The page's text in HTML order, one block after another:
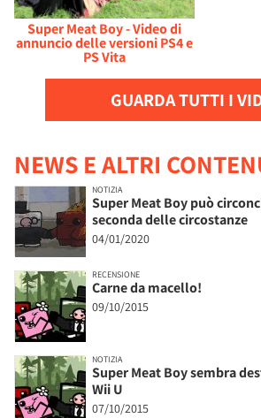
Super Meat Boy - Video di
annuncio delle versioni PS4 e
PS Vita
GUARDA TUTTI I
NEWS E ALTRI
NOTIZIA
Super Meat Boy può
seconda delle circostanze
04/01/2020
RECENSIONE
Carne da macello!
09/10/2015
NOTIZIA
Super Meat Boy sembra
Wii U
07/10/2015